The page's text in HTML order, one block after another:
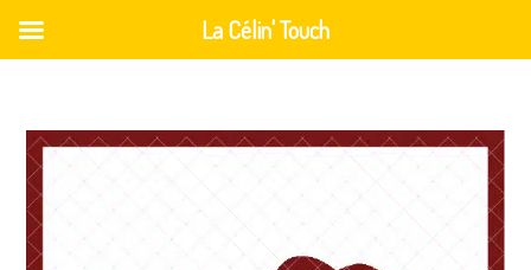
La Célin' Touch